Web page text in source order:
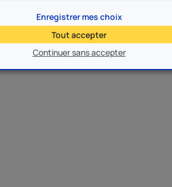
Continuer sans accepter
Enregistrer mes choix
Tout accepter